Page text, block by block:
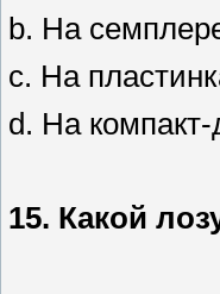
b. На
c. На
d. На компакт-
15. Какой